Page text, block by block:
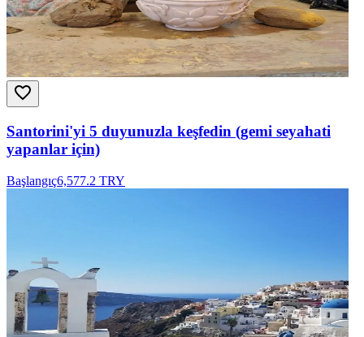
Santorini'yi 5 duyunuzla keşfedin (gemi seyahati
yapanlar için)
Başlangıç6,577.2 TRY